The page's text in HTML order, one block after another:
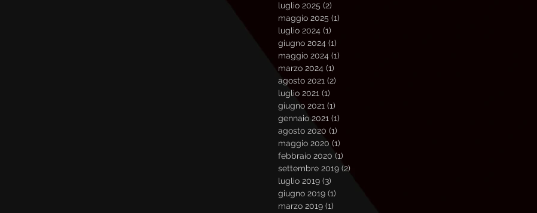
luglio 2025 (2)
maggio 2025 (1)
luglio 2024 (1)
giugno 2024 (1)
maggio 2024 (1)
marzo 2024 (1)
agosto 2021 (2)
luglio 2021 (1)
giugno 2021 (1)
gennaio 2021 (1)
agosto 2020 (1)
maggio 2020 (1)
febbraio 2020 (1)
settembre 2019 (2)
luglio 2019 (3)
giugno 2019 (1)
marzo 2019 (1)